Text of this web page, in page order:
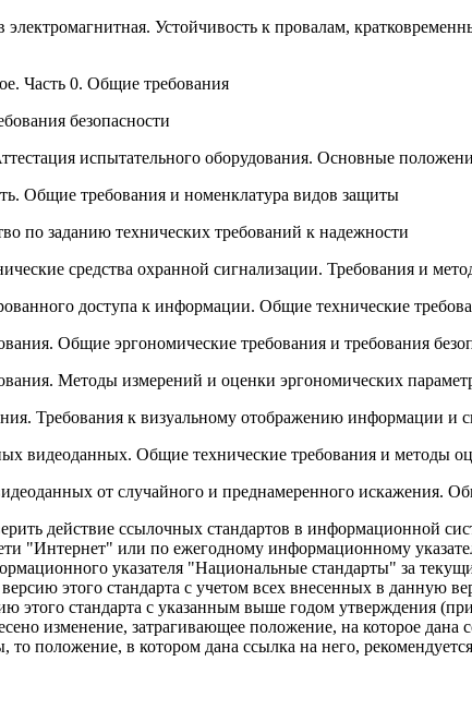
Устойчивость к провалам,
Часть 0. Общие требования
безопасности
испытательного оборудования. Основные
Общие требования и номенклатура видов защиты
по заданию технических требований к надежности
средства охранной сигнализации. Требования и
доступа к информации. Общие технические
Общие эргономические требования и требования
Методы измерений и оценки эргономических
Требования к визуальному отображению информации и
видеоданных. Общие технические требования и методы
от случайного и преднамеренного искажения.
действие ссылочных стандартов в информационной
"Интернет" или по ежегодному информационному
указателя "Национальные стандарты" за
этого стандарта с учетом всех внесенных в данную
этого стандарта с указанным выше годом утверждения
изменение, затрагивающее положение, на которое дана
положение, в котором дана ссылка на него,